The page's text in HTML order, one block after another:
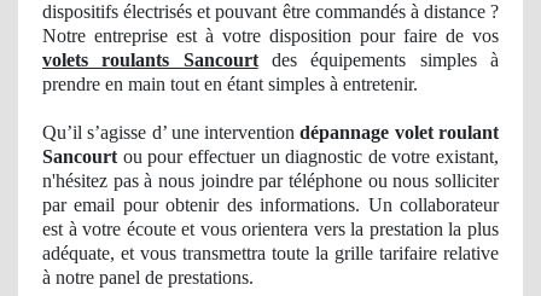
dispositifs électrisés et pouvant être commandés à distance ?
Notre entreprise est à votre disposition pour faire de vos
volets roulants Sancourtdes équipements simples à
prendre en main tout en étant simples à entretenir.
Qu’il s’agisse d’ une interventiondépannage volet roulant
Sancourt ou pour effectuerundiagnostic de votre existant,
n'hésitez pas à nous joindre par téléphone ou nous solliciter
par email pour obtenir des informations. Uncollaborateur
est à votre écoute et vous orientera vers la prestation la plus
adéquate, et vous transmettra toute la grille tarifaire relative
à notre panel de prestations.